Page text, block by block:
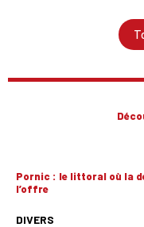
Pornic : le littoral où la
l’offre
DIVERS